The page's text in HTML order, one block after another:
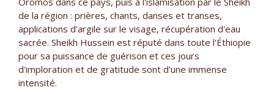
de la région : prières, chants, danses et transes,
applications d'argile sur le visage, récupération d'eau
sacrée. Sheikh Hussein est réputé dans toute l'Éthiopie
pour sa puissance de guérison et ces jours
d'imploration et de gratitude sont d'une immense
intensité.